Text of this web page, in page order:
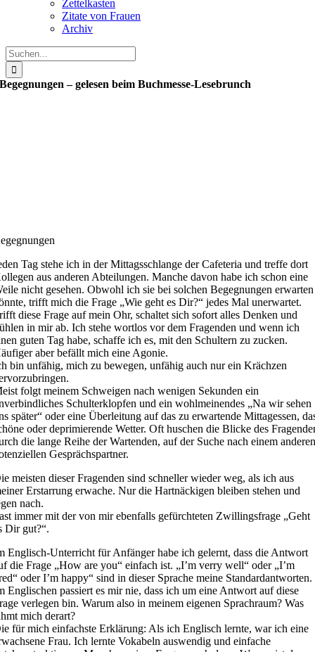
Zettelkasten
Zitate von Frauen
Archiv
Suche
nach:
Begegnungen – gelesen beim Buchmesse-Lesebrunch
Tag stehe ich in der Mittagsschlange der Cafeteria und treffe dort
aus anderen Abteilungen. Manche davon habe ich schon eine
nicht gesehen. Obwohl ich sie bei solchen Begegnungen erwarten
trifft mich die Frage „Wie geht es Dir?“ jedes Mal unerwartet.
diese Frage auf mein Ohr, schaltet sich sofort alles Denken und
in mir ab. Ich stehe wortlos vor dem Fragenden und wenn ich
guten Tag habe, schaffe ich es, mit den Schultern zu zucken.
aber befällt mich eine Agonie.
bin unfähig, mich zu bewegen, unfähig auch nur ein Krächzen
folgt meinem Schweigen nach wenigen Sekunden ein
Schulterklopfen und ein wohlmeinendes „Na wir sehen
später“ oder eine Überleitung auf das zu erwartende Mittagessen,
oder deprimierende Wetter. Oft huschen die Blicke des
die lange Reihe der Wartenden, auf der Suche nach einem
Gesprächspartner.
meisten dieser Fragenden sind schneller wieder weg, als ich aus
Erstarrung erwache. Nur die Hartnäckigen bleiben stehen und
nach.
immer mit der von mir ebenfalls gefürchteten Zwillingsfrage „Geht
Dir gut?“.
Englisch-Unterricht für Anfänger habe ich gelernt, dass die Antwort
die Frage „How are you“ einfach ist. „I’m verry well“ oder „I’m
oder I’m happy“ sind in dieser Sprache meine Standardantworten.
Englischen passiert es mir nie, dass ich um eine Antwort auf diese
verlegen bin. Warum also in meinem eigenen Sprachraum? Was
mich derart?
für mich einfachste Erklärung: Als ich Englisch lernte, war ich eine
Frau. Ich lernte Vokabeln auswendig und einfache